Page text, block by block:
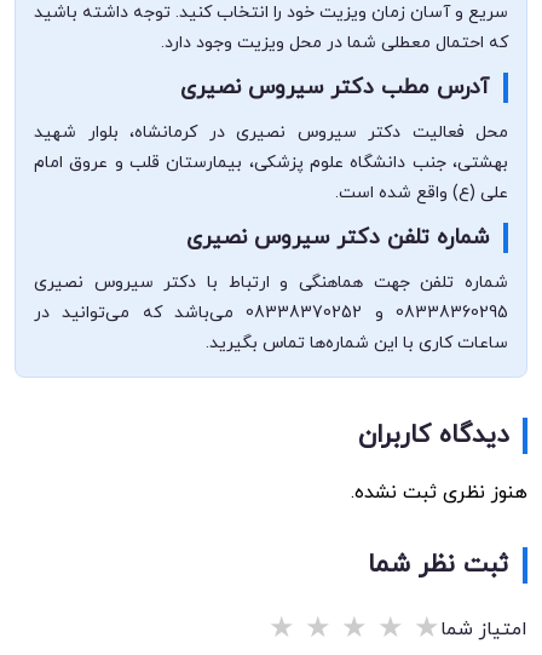
سریع و آسان زمان ویزیت خود را انتخاب کنید. توجه داشته باشید
که احتمال معطلی شما در محل ویزیت وجود دارد.
آدرس مطب دکتر سیروس نصیری
محل فعالیت دکتر سیروس نصیری در کرمانشاه، بلوار شهید
بهشتی، جنب دانشگاه علوم پزشکی، بیمارستان قلب و عروق امام
علی (ع) واقع شده است.
شماره تلفن دکتر سیروس نصیری
شماره تلفن جهت هماهنگی و ارتباط با دکتر سیروس نصیری
08338360295 و 08338370252 می‌باشد که می‌توانید در
ساعات کاری با این شماره‌ها تماس بگیرید.
دیدگاه کاربران
هنوز نظری ثبت نشده.
ثبت نظر شما
امتیاز شما★
★
★
★
★